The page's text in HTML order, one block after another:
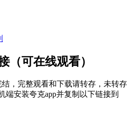
（可在线观看）
结，完整观看和下载请转存，未转存
端安装夸克app并复制以下链接到